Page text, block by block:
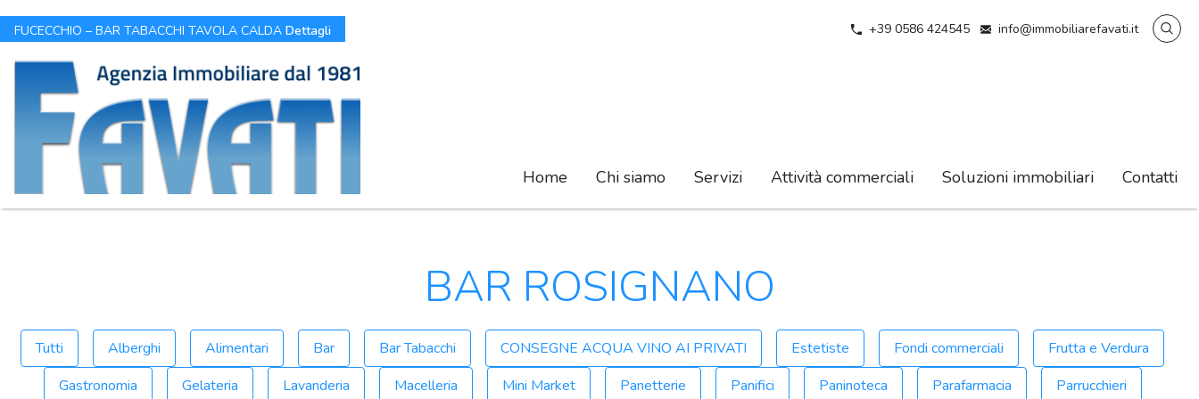
FUCECCHIO – BAR TABACCHI TAVOLA CALDA Dettagli +39 0586 424545 info@immobiliarefavati.it
Home Chi siamo Servizi Attività commerciali Soluzioni immobiliari Contatti
BAR ROSIGNANO
Tutti Alberghi Alimentari Bar Bar Tabacchi CONSEGNE ACQUA VINO AI PRIVATI Estetiste Fondi commerciali
Frutta e Verdura
Gastronomia
Gelateria Lavanderia Macelleria Mini Market Panetterie Panifici Paninoteca Parafarmacia
Parrucchieri